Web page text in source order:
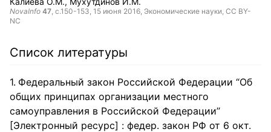
NovaInfo 47, с.150-153, 15 июня 2016, Экономические науки, CC BY-
NC
Список литературы
Федеральный закон Российской Федерации “Об
общих принципах организации местного
самоуправления в Российской Федерации’’
[Электронный ресурс] : федер. закон РФ от 6 окт.